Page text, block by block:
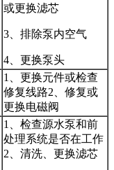
或更换滤芯
3、排除泵内空气
4、更换泵头
1、更换元件或检查
修复线路2、修复或
更换电磁阀
1、检查源水泵和前
处理系统是否在工作
2、清洗、更换滤芯